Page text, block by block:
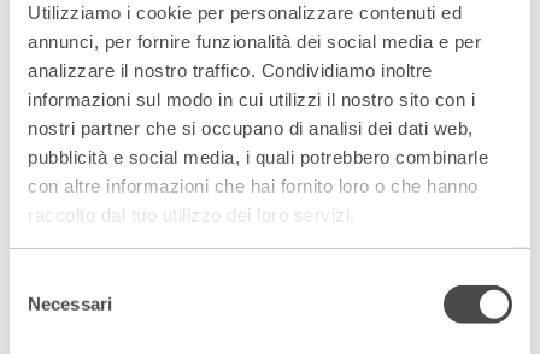
Utilizziamo i cookie per personalizzare contenuti ed
annunci, per fornire funzionalità dei social media e per
analizzare il nostro traffico. Condividiamo inoltre
informazioni sul modo in cui utilizzi il nostro sito con i
nostri partner che si occupano di analisi dei dati web,
pubblicità e social media, i quali potrebbero combinarle
con altre informazioni che hai fornito loro o che hanno
raccolto dal tuo utilizzo dei loro servizi.
delNecessari
27 dicembre e 3 gennaio
Yoga per bambini– dai 3 ai 10 anni
Lo Yoga per bambini è lo yoga in modalità di gioco che
stimola la curiosità dei bambini e li introduce alla disciplina
con allegria, leggerezza e fantasia. Tra racconti di Natale da
mimare e personaggi da imitare, i piccoli giocheranno
lavorando su respirazione, equilibrio e postura.